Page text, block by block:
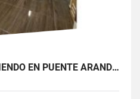
APARTAMENTO EN ARRIENDO EN PUENTE ARANDA PRIMAVERA 6-39